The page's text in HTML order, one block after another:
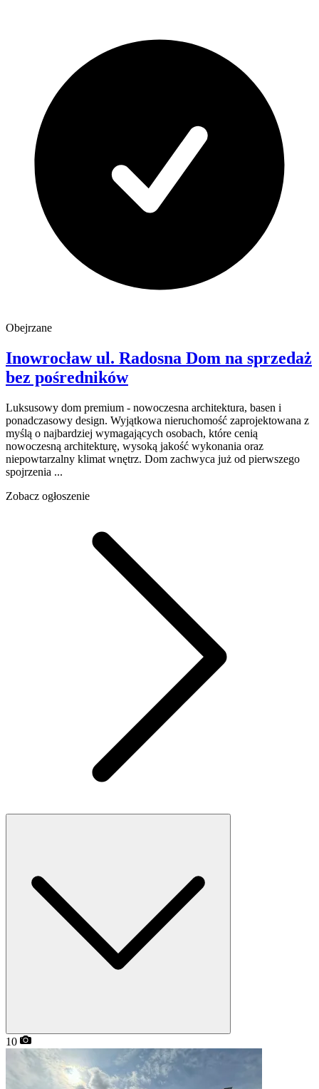
Obejrzane
Inowrocławul. Radosna Dom na sprzedaż
bez pośredników
Luksusowy dom premium - nowoczesna architektura, basen i
ponadczasowy design. Wyjątkowa nieruchomość zaprojektowana z
myślą o najbardziej wymagających osobach, które cenią
nowoczesną architekturę, wysoką jakość wykonania oraz
niepowtarzalny klimat wnętrz. Dom zachwyca już od pierwszego
spojrzenia ...
Zobacz ogłoszenie
10